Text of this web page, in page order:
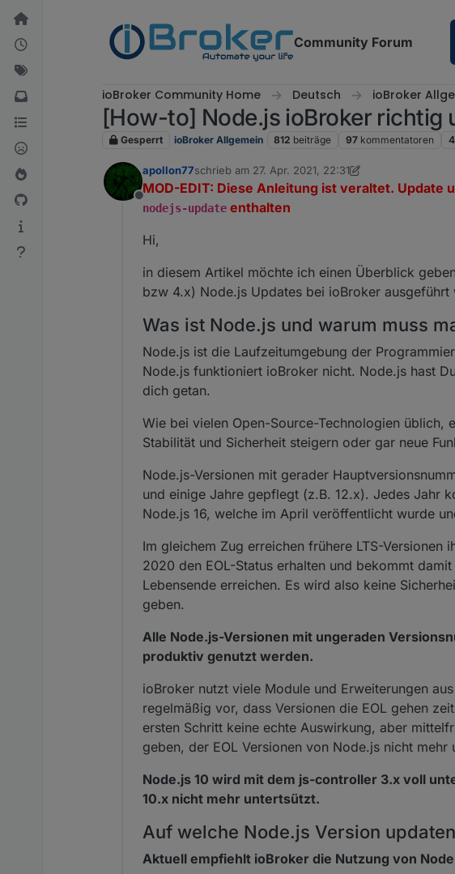
Weiter zum Inhalt
Community Forum
ioBroker Community Home Deutsch ioBroker
[How-to] Node.js ioBroker richtig
Gesperrt ioBroker Allgemein 812 beiträge 97 kommentatoren
Offline
apollon77schrieb am 27. Apr. 2021, 22:31
zuletzt editiert von Homoran
MOD-EDIT: Diese Anleitung ist veraltet.
nodejs-update enthalten
Hi,
in diesem Artikel möchte ich einen Überblick
bzw 4.x) Node.js Updates bei ioBroker
Was ist Node.js und warum muss
Node.js ist die Laufzeitumgebung der
Node.js funktioniert ioBroker nicht. Node.js hast
dich getan.
Wie bei vielen Open-Source-Technologien
Stabilität und Sicherheit steigern oder gar neue
Node.js-Versionen mit gerader
und einige Jahre gepflegt (z.B. 12.x). Jedes Jahr
Node.js 16, welche im April veröffentlicht wurde
Im gleichem Zug erreichen frühere LTS-Versionen
2020 den EOL-Status erhalten und bekommt
Lebensende erreichen. Es wird also keine
geben.
Alle Node.js-Versionen mit ungeraden
produktiv genutzt werden.
ioBroker nutzt viele Module und Erweiterungen
regelmäßig vor, dass Versionen die EOL gehen
ersten Schritt keine echte Auswirkung, aber
geben, der EOL Versionen von Node.js nicht mehr
Node.js 10 wird mit dem js-controller 3.x voll
10.x nicht mehr untertsützt.
Auf welche Node.js Version
Aktuell empfiehlt ioBroker die Nutzung von